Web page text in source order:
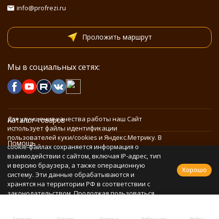
info@profrezi.ru
Проложить маршрут
Мы в социальных сетях:
Каталог товаров
Помощь
Информация
Политика персональных данных
Для улучшения качества работы наш Сайт
использует файлы идентификации
пользователей куки/cookies и Яндекс.Метрику. В
cookie-файлах сохраняется информация о
взаимодействии с сайтом, включая IP-адрес, тип
и версию браузера, а также операционную
систему. Эти данные обрабатываются и
хранятся на территории РФ в соответствии с
законодательством. Продолжая пользоваться
Хорошо